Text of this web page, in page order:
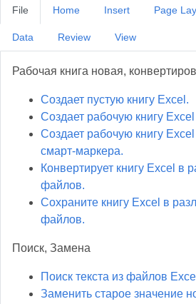
File
Рабочая книга новая,
Создает пустую книгу Excel.
Создает рабочую книгу
Создает рабочую книгу
смарт-маркера.
Конвертирует книгу Excel в
файлов.
Сохраните книгу Excel в
файлов.
Поиск, Замена
Поиск текста из файлов
Заменить старое значение
Home Insert Page
Data Review View